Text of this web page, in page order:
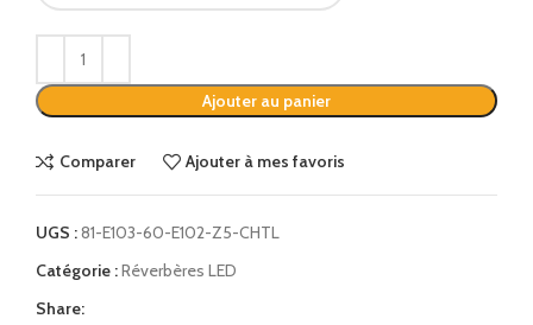
Ajouter au panier
Comparer Ajouter à mes favoris
UGS :81-E103-60-E102-Z5-CHTL
Catégorie :Réverbères LED
Share: